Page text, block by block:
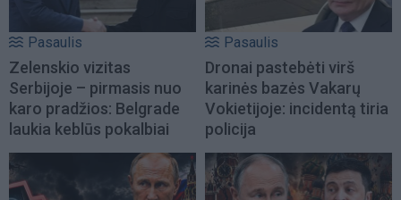
Pasaulis
Zelenskio vizitas
Serbijoje – pirmasis nuo
karo pradžios: Belgrade
laukia keblūs pokalbiai
Pasaulis
Dronai pastebėti virš
karinės bazės Vakarų
Vokietijoje: incidentą tiria
policija